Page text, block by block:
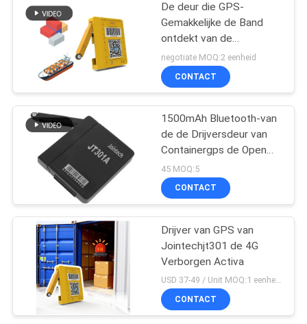
De deur die GPS-
Gemakkelijke de Band
ontdekt van de
Containerdrijver 4G
installeert lange
levensduur batterij
negotiate MOQ:2 eenheid
CONTACT
1500mAh Bluetooth-van
de de Drijversdeur van
Containergps de Open
Ontdekkende Waakzame
Drijver
45 MOQ:5
CONTACT
Drijver van GPS van
Jointechjt301 de 4G
Verborgen Activa
USD 37-49 / Unit MOQ:1 eenheid
CONTACT